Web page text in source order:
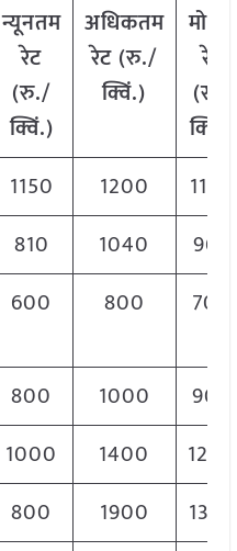
न्यूनतम
रेट
(रु./
क्विं.)
अधिकतम
रेट (रु./
क्विं.)
मोडल
रेट
(रु./
क्विं.)
1150 1200
1180
810 1040
960
600 800 700
800 1000
900
1000 1400
1200
800 1900
1350